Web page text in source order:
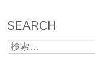
SEARCH
検
索: